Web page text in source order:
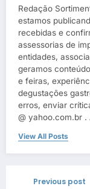
Redação
estamos
recebidas e
assessorias de
entidades,
geramos
e feiras,
degustações
erros, enviar
@ yahoo.com.br .
View All Posts
Previous post